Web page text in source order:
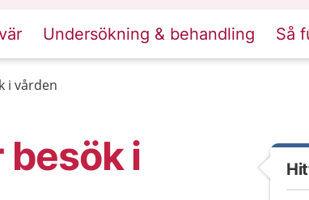
Undersökning & behandling Så
i vården
besök i